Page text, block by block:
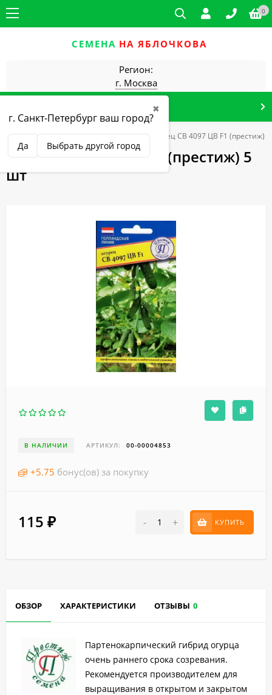
0
СЕМЕНА НА ЯБЛОЧКОВА
Регион:
г. Москва
✖
г. Санкт-Петербург ваш город?
Да Выбрать другой город
закрытого грунта (самоопыляемые) Огурец СВ 4097 ЦВ F1 (престиж)
Огурец СВ 4097 ЦВ F1 (престиж) 5
шт
В НАЛИЧИИ АРТИКУЛ: 00-00004853
+5.75 бонус(ов) за покупку
115 ₽ - + КУПИТЬ
ОБЗОР ХАРАКТЕРИСТИКИ ОТЗЫВЫ 0
Партенокарпический гибрид огурца
очень раннего срока созревания.
Рекомендуется производителем для
выращивания в открытом и закрытом